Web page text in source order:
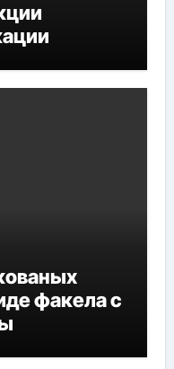
факела с